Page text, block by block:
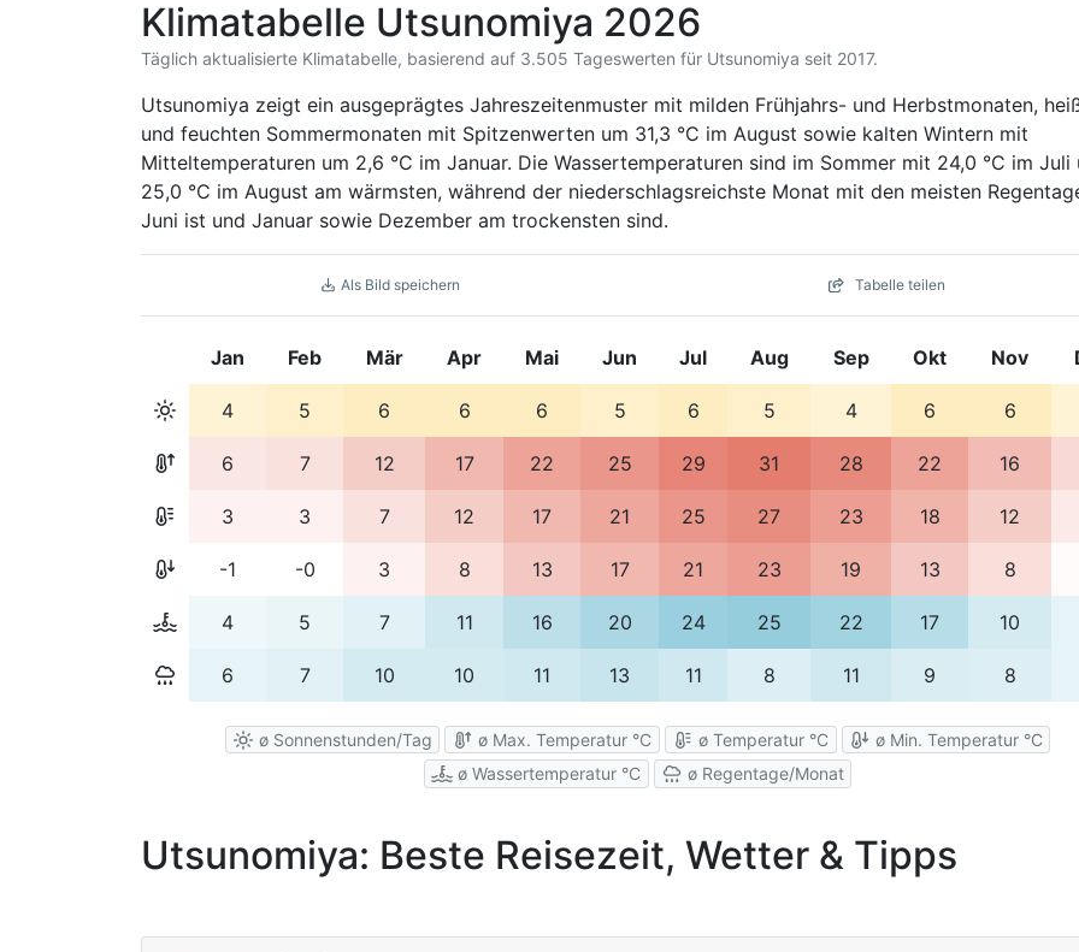
Klimatabelle Utsunomiya 2026
Täglich aktualisierte Klimatabelle, basierend auf 3.505 Tageswerten für Utsunomiya seit 2017.
Utsunomiya zeigt ein ausgeprägtes Jahreszeitenmuster mit milden Frühjahrs- und Herbstmonaten,
und feuchten Sommermonaten mit Spitzenwerten um 31,3 °C im August sowie kalten Wintern mit
Mitteltemperaturen um 2,6 °C im Januar. Die Wassertemperaturen sind im Sommer mit 24,0 °C im Juli
25,0 °C im August am wärmsten, während der niederschlagsreichste Monat mit den meisten
Juni ist und Januar sowie Dezember am trockensten sind.
Als Bild speichern Tabelle teilen
Jan Feb Mär Apr Mai Jun Jul Aug Sep Okt Nov
4 5 6 6 6 5 6 5 4 6 6
6 7 12 17 22 25 29 31 28 22 16
3 3 7 12 17 21 25 27 23 18 12
-1 -0 3 8 13 17 21 23 19 13 8
4 5 7 11 16 20 24 25 22 17 10
6 7 10 10 11 13 11 8 11 9 8
ø Sonnenstunden/Tag ø Max. Temperatur °C ø Temperatur °C
ø Min. Temperatur °C
ø Wassertemperatur °C
ø Regentage/Monat
Utsunomiya: Beste Reisezeit, Wetter & Tipps